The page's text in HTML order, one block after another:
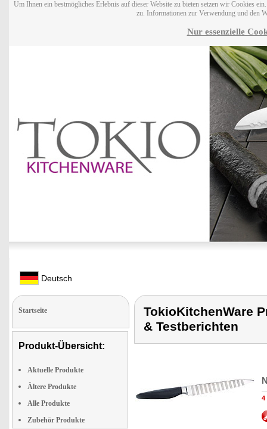
Um Ihnen ein bestmögliches Erlebnis auf dieser Website zu bieten setzen wir Cookies
zu. Informationen zur Verwendung und den
Nur essenzielle
Deutsch
Startseite
Produkt-Übersicht:
Aktuelle Produkte
Ältere Produkte
Alle Produkte
Zubehör Produkte
TokioKitchenWare
& Testberichten
4